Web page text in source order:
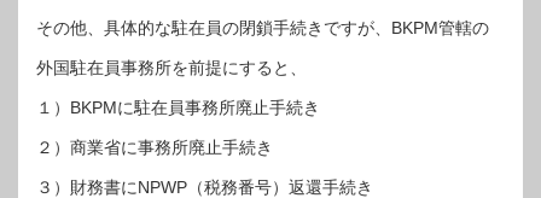
その他、具体的な駐在員の閉鎖手続きですが、BKPM管轄の
外国駐在員事務所を前提にすると、
１）BKPMに駐在員事務所廃止手続き
２）商業省に事務所廃止手続き
３）財務書にNPWP（税務番号）返還手続き